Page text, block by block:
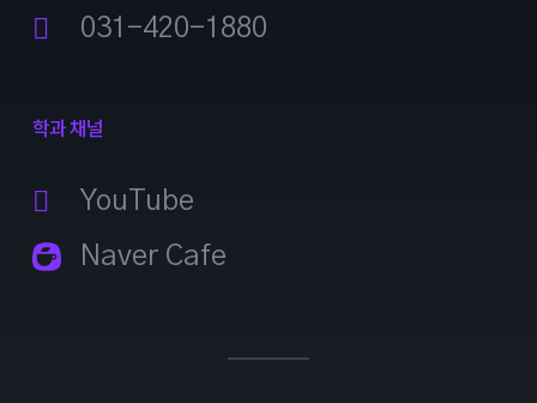
031-420-1880
학과 채널
YouTube
Naver Cafe